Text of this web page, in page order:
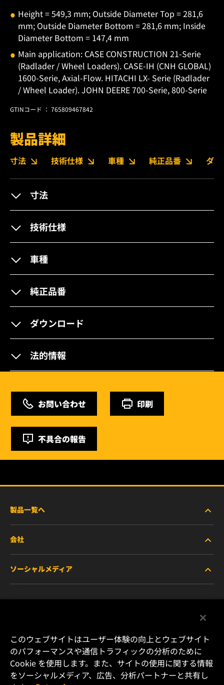
Height = 549,3 mm; Outside Diameter Top = 281,6
mm; Outside Diameter Bottom = 281,6 mm; Inside
Diameter Bottom = 147,4 mm
Main application: CASE CONSTRUCTION 21-Serie
(Radlader / Wheel Loaders). CASE-IH (CNH GLOBAL)
1600-Serie, Axial-Flow. HITACHI LX- Serie (Radlader
/ Wheel Loader). JOHN DEERE 700-Serie, 800-Serie
GTINコード ： 765809467842
製品詳細
寸法 技術仕様 車種 純正品番 ダ
寸法
技術仕様
車種
純正品番
ダウンロード
法的情報
お問い合わせ 印刷
不具合の報告
製品一覧へ
商用車および建機・農機・産業用途車両
乗用車および小型トラック
特殊用途向けフィルター
会社
WIXについて
リソース
キャリア
データプライバシー
ソーシャルメディア
Instagram
YouTube
このウェブサイトはユーザー体験の向上とウェブサイト
のパフォーマンスや通信トラフィックの分析のために
Cookie を使用します。また、サイトの使用に関する情報
をソーシャルメディア、広告、分析パートナーと共有し